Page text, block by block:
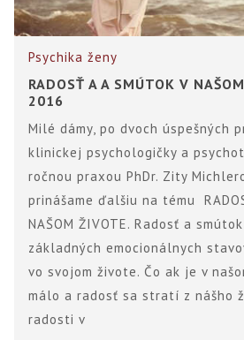
Psychika ženy
RADOSŤ A A SMÚTOK V
2016
Milé dámy, po dvoch úspešných
klinickej psychologičky a
ročnou praxou PhDr. Zity
prinášame ďalšiu na tému
NAŠOM ŽIVOTE. Radosť a
základných emocionálnych
vo svojom živote. Čo ak je v
málo a radosť sa stratí z nášho
radosti v